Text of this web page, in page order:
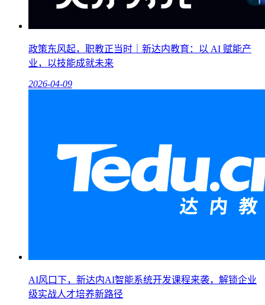
政策东风起，职教正当时｜新达内教育：以 AI 赋能产
业，以技能成就未来
2026-04-09
AI风口下，新达内AI智能系统开发课程来袭，解锁企业
级实战人才培养新路径